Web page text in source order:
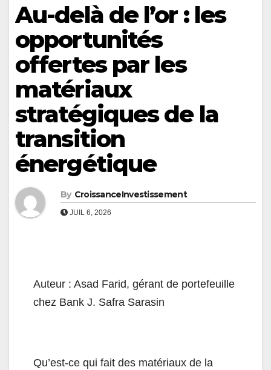
Au-delà de l’or : les
opportunités
offertes par les
matériaux
stratégiques de la
transition
énergétique
By CroissanceInvestissement
JUIL 6, 2026
Auteur : Asad Farid, gérant de portefeuille
chez Bank J. Safra Sarasin
Qu’est-ce qui fait des matériaux de la